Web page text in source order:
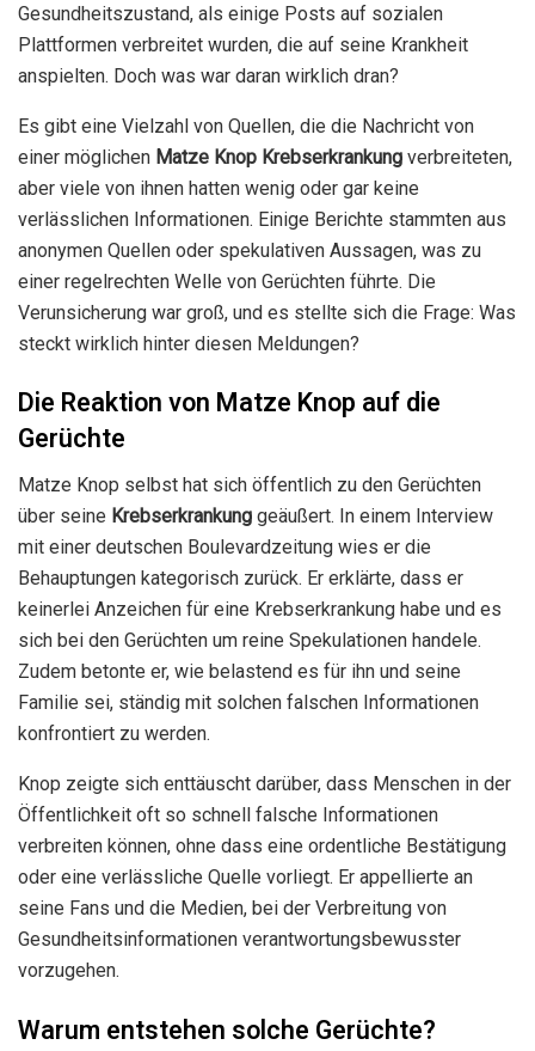
Gesundheitszustand, als einige Posts auf sozialen
Plattformen verbreitet wurden, die auf seine Krankheit
anspielten. Doch was war daran wirklich dran?
Es gibt eine Vielzahl von Quellen, die die Nachricht von
einer möglichen Matze Knop Krebserkrankung verbreiteten,
aber viele von ihnen hatten wenig oder gar keine
verlässlichen Informationen. Einige Berichte stammten aus
anonymen Quellen oder spekulativen Aussagen, was zu
einer regelrechten Welle von Gerüchten führte. Die
Verunsicherung war groß, und es stellte sich die Frage: Was
steckt wirklich hinter diesen Meldungen?
Die Reaktion von Matze Knop auf die
Gerüchte
Matze Knop selbst hat sich öffentlich zu den Gerüchten
über seine Krebserkrankung geäußert. In einem Interview
mit einer deutschen Boulevardzeitung wies er die
Behauptungen kategorisch zurück. Er erklärte, dass er
keinerlei Anzeichen für eine Krebserkrankung habe und es
sich bei den Gerüchten um reine Spekulationen handele.
Zudem betonte er, wie belastend es für ihn und seine
Familie sei, ständig mit solchen falschen Informationen
konfrontiert zu werden.
Knop zeigte sich enttäuscht darüber, dass Menschen in der
Öffentlichkeit oft so schnell falsche Informationen
verbreiten können, ohne dass eine ordentliche Bestätigung
oder eine verlässliche Quelle vorliegt. Er appellierte an
seine Fans und die Medien, bei der Verbreitung von
Gesundheitsinformationen verantwortungsbewusster
vorzugehen.
Warum entstehen solche Gerüchte?